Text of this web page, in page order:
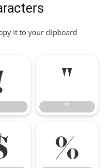
it to your clipboard
"
"
%